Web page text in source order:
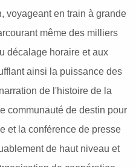
voyageant en train à grande
même des milliers
décalage horaire et aux
ainsi la puissance des
de l'histoire de la
communauté de destin pour
et la conférence de presse
de haut niveau et